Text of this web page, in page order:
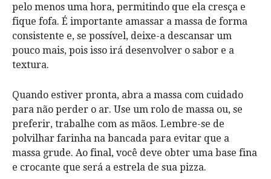
pelo menos uma hora, permitindo que ela cresça e
fique fofa. É importante amassar a massa de forma
consistente e, se possível, deixe-a descansar um
pouco mais, pois isso irá desenvolver o sabor e a
textura.
Quando estiver pronta, abra a massa com cuidado
para não perder o ar. Use um rolo de massa ou, se
preferir, trabalhe com as mãos. Lembre-se de
polvilhar farinha na bancada para evitar que a
massa grude. Ao final, você deve obter uma base fina
e crocante que será a estrela de sua pizza.